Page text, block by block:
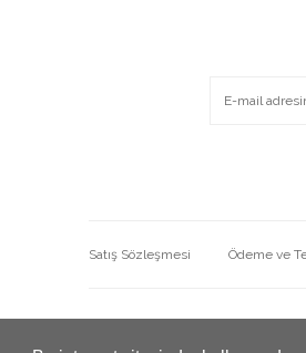
Satış Sözleşmesi Ödeme ve